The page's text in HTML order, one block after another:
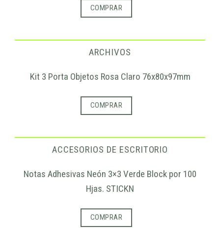
COMPRAR
ARCHIVOS
Kit 3 Porta Objetos Rosa Claro 76x80x97mm
COMPRAR
ACCESORIOS DE ESCRITORIO
Notas Adhesivas Neón 3×3 Verde Block por 100
Hjas. STICKN
COMPRAR